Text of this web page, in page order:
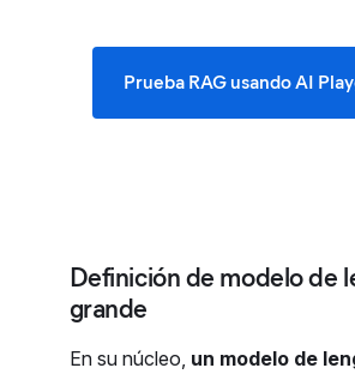
Prueba RAG usando AI
Definición de modelo de
grande
En su núcleo, un modelo de